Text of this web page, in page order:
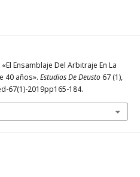
Ensamblaje Del Arbitraje En La
40 años». Estudios De Deusto 67 (1),
67(1)-2019pp165-184.